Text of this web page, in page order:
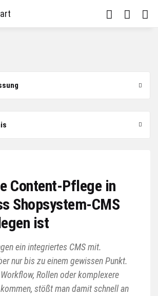
Content-Pflege in
Shopsystem-CMS
ist
ein integriertes CMS mit.
nur bis zu einem gewissen Punkt.
Rollen oder komplexere
stößt man damit schnell an